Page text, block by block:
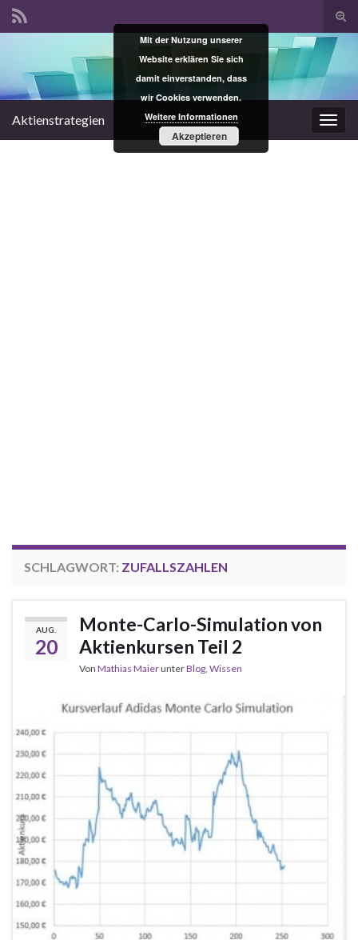
Search for:
Aktienstrategien
SCHLAGWORT: ZUFALLSZAHLEN
AUG.
20
Monte-Carlo-Simulation von
Aktienkursen Teil 2
Von Mathias MaierunterBlog, Wissen
Mit der Nutzung unserer
Website erklären Sie sich
damit einverstanden, dass
wir Cookies verwenden.
Weitere Informationen
Akzeptieren